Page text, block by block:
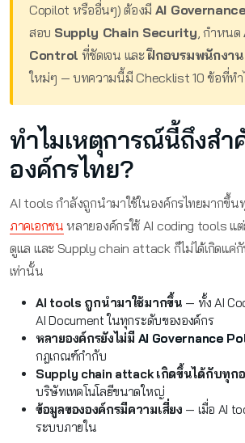
Copilot หรืออื่นๆ) ต้องมี AI
สอบ Supply Chain Security , กำหนด
Control ที่ชัดเจน และฝึกอบรมพนักงาน
ใหม่ๆ — บทความนี้มี Checklist 10 ข้อที่ท
ทำไมเหตุการณ์นี้ถึงส
องค์กรไทย?
AI tools กำลังถูกนำมาใช้ในองค์กรไทยมากขึ้น
ภาคเอกชน หลายองค์กรใช้ AI coding tools แ
ดูแล และ Supply chain attack ก็ไม่ได้เกิดแค่
เท่านั้น
AI tools ถูกนำมาใช้มากขึ้น — ทั้ง AI
AI Document ในทุกระดับขององค์กร
หลายองค์กรยังไม่มี AI Governance
กฎเกณฑ์กำกับ
Supply chain attack เกิดขึ้นได้กับทุก
บริษัทเทคโนโลยีขนาดใหญ่
ข้อมูลขององค์กรมีความเสี่ยง — เมื่อ AI
ระบบภายใน